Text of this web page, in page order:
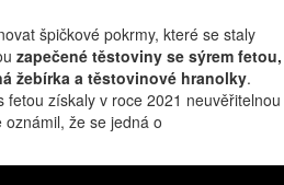
špičkové pokrmy, které se staly
zapečené těstoviny se sýrem fetou,
žebírka a těstovinové hranolky.
fetou získaly v roce 2021 neuvěřitelnou
že se jedná o